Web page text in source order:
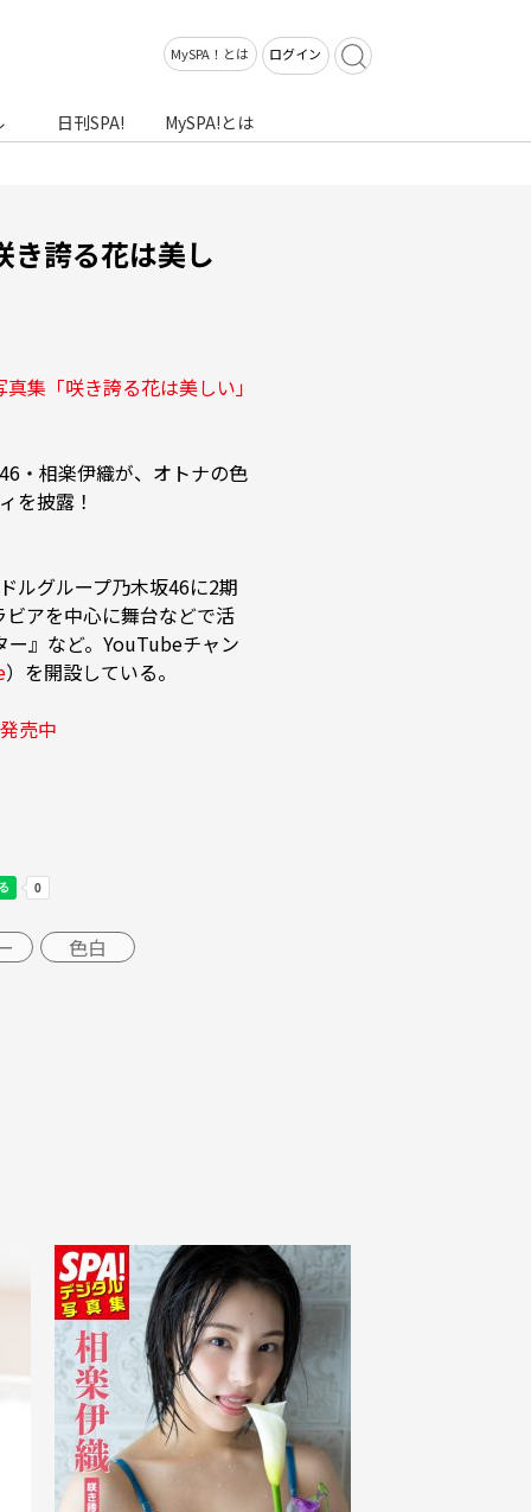
MySPA！とは ログイン
日刊SPA! MySPA!とは
き誇る花は美し
集「咲き誇る花は美しい」
・相楽伊織が、オトナの色
を披露！
ルグループ乃木坂46に2期
アを中心に舞台などで活
』など。YouTubeチャン
）を開設している。
売中
色白